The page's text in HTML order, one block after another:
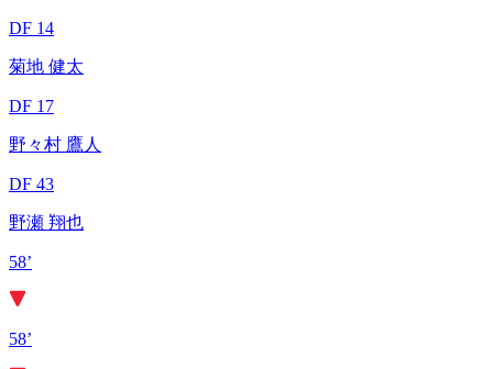
DF 14
菊地 健太
DF 17
野々村 鷹人
DF 43
野瀬 翔也
58’
58’